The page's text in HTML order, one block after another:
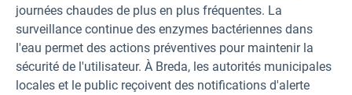
journées chaudes de plus en plus fréquentes. La
surveillance continue des enzymes bactériennes dans
l'eau permet des actions préventives pour maintenir la
sécurité de l'utilisateur. À Breda, les autorités municipales
locales et le public reçoivent des notifications d'alerte